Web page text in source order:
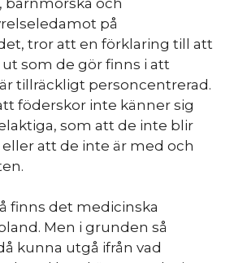
på
tror att en förklaring till att
som de gör finns i att
tillräckligt personcentrerad.
föderskor inte känner sig
som att de inte blir
eller att de inte är med och
finns det medicinska
Men i grunden så
kunna utgå ifrån vad